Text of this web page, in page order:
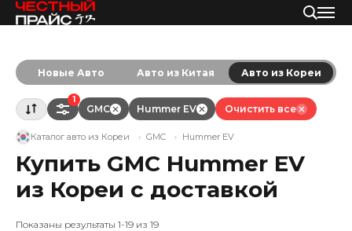
Новые Авто Авто из Китая Авто из Кореи
1
GMC Hummer EV Очистить все
Каталог авто из Кореи GMC Hummer EV
Купить GMC Hummer EV
из Кореи с доставкой
Показаны результаты 1-19 из 19